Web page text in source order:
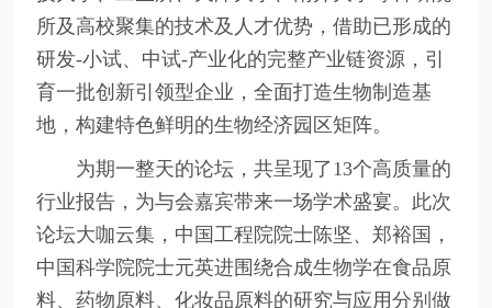
所及高校聚集的技术及人才优势，借助已形成的
研发-小试、中试-产业化的完整产业链资源，引
育一批创新引领型企业，全面打造生物制造基
地，构建特色鲜明的生物经济园区矩阵。
为期一整天的论坛，共呈现了13个高质量的
行业报告，为与会嘉宾带来一场学术盛宴。此次
论坛大咖云集，中国工程院院士陈坚、郑裕国，
中国科学院院士元英进围绕合成生物学在食品原
料、药物原料、化妆品原料的研究与应用分别做